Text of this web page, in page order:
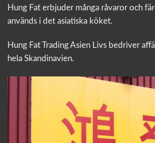
Hung Fat erbjuder många råvaror och
används i det asiatiska köket.
Hung Fat Trading Asien Livs bedriver
hela Skandinavien.